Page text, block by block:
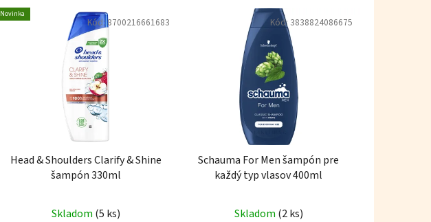
Novinka
Head & Shoulders Clarify & Shine
šampón 330ml
Skladom (5 ks)
Kód:8700216661683
Schauma For Men šampón pre
každý typ vlasov 400ml
Skladom (2 ks)
Kód: 3838824086675